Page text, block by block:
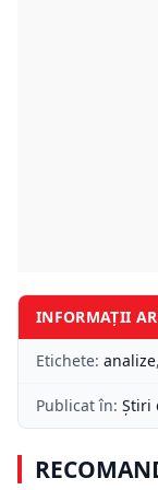
INFORMAȚII
Etichete: analize,
Publicat în: Știri